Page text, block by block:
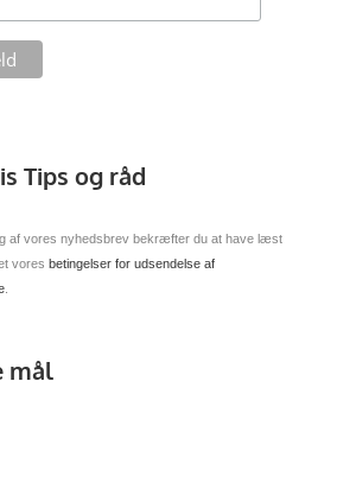
Tips og råd
af vores nyhedsbrev bekræfter du at have læst
vores betingelser for udsendelse af
mål